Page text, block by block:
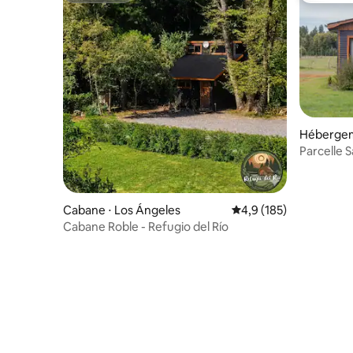
Cabane ⋅ Los Ángeles Évaluation moyenne
4,9 (185)
Cabane Roble - Refugio del Río
Parcelle